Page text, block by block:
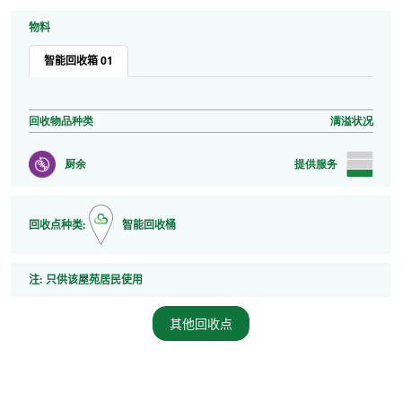
物料
智能回收箱 01
回收物品种类 满溢状况
厨余 提供服务
回收点种类: 智能回收桶
注: 注
只供该屋苑居民使用
其他回收点